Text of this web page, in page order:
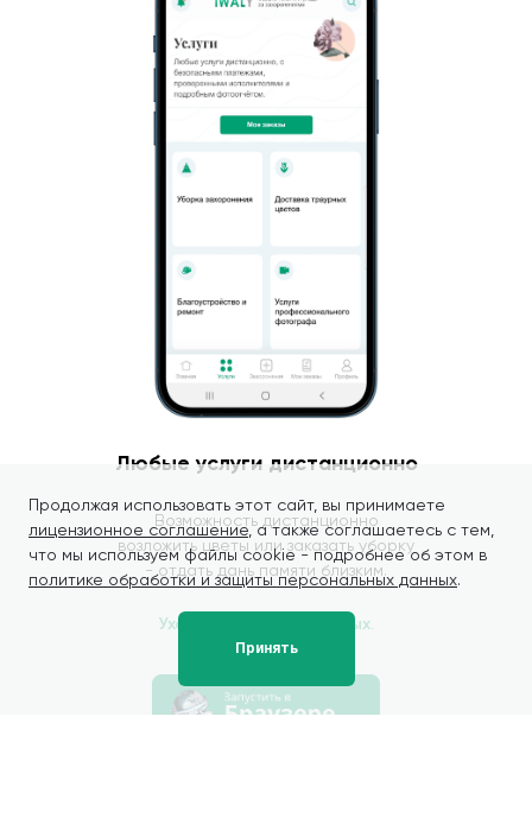
Продолжая использовать этот сайт, вы принимаете
лицензионное соглашение, а также соглашаетесь с тем,
что мы используем файлы cookie - подробнее об этом в
политике обработки и защиты персональных данных.
Принять
Любые услуги дистанционно
Возможность дистанционно
возложить цветы или заказать уборку
- отдать дань памяти близким.
Уход за могилами родных.